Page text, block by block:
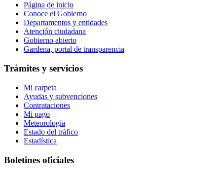
Página de inicio
Conoce el Gobierno
Departamentos y entidades
Atención ciudadana
Gobierno abierto
Gardena, portal de transparencia
Trámites y servicios
Mi carpeta
Ayudas y subvenciones
Contrataciones
Mi pago
Meteorología
Estado del tráfico
Estadística
Boletines oficiales